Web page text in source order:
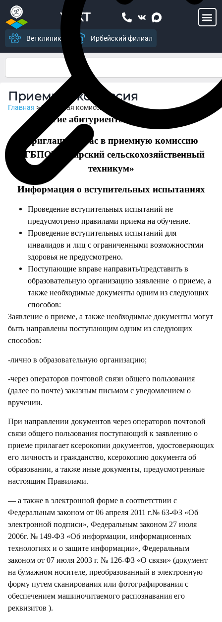
УСХТ
Ветклиника Ирбейский филиал
Приемная комиссия
Главная >Приемная комиссия
Дорогие абитуриенты и их родители!
Приглашаем Вас в приемную комиссию
КГБПОУ « Уярский сельскохозяйственный
техникум»
Информация о вступительных испытаниях
Проведение вступительных испытаний не
предусмотрено правилами приема на обучение.
Проведение вступительных испытаний для
инвалидов и лиц с ограниченными возможностями
здоровья не предусмотрено.
Поступающие вправе направить/представить в
образовательную организацию заявление о приеме, а
также необходимые документы одним из следующих
способов:
Заявление о приеме, а также необходимые документы могут
быть направлены поступающим одним из следующих
способов:
-лично в образовательную организацию;
-через операторов почтовой связи общего пользования
(далее по почте) заказным письмом с уведомлением о
вручении.
При направлении документов через операторов почтовой
связи общего пользования поступающий к заявлению о
приеме прилагает ксерокопии документов, удостоверяющих
его личность и гражданство, ксерокопию документа об
образовании, а также иные документы, предусмотренные
настоящим Правилами.
— а также в электронной форме в соответствии с
Федеральным законом от 06 апреля 2011 г.№ 63-ФЗ «Об
электронной подписи», Федеральным законом 27 июля
2006г. № 149-ФЗ «Об информации, информационных
технологиях и о защите информации», Федеральным
законом от 07 июля 2003 г. № 126-ФЗ «О связи» (документ
на бумажном носителе, преобразованный в электронную
форму путем сканирования или фотографирования с
обеспечением машиночитаемого распознавания его
реквизитов ).